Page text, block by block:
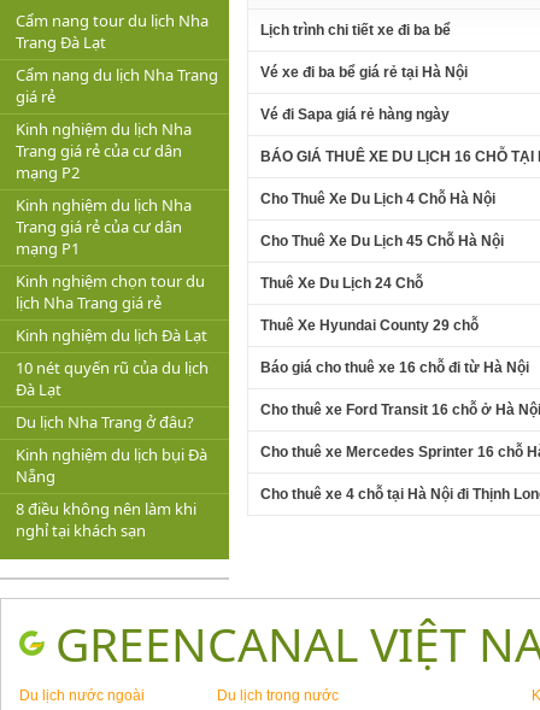
Cẩm nang tour du lịch Nha
Trang Đà Lạt
Cẩm nang du lịch Nha Trang
giá rẻ
Kinh nghiệm du lịch Nha
Trang giá rẻ của cư dân
mạng P2
Kinh nghiệm du lịch Nha
Trang giá rẻ của cư dân
mạng P1
Kinh nghiệm chọn tour du
lịch Nha Trang giá rẻ
Kinh nghiệm du lịch Đà Lạt
10 nét quyến rũ của du lịch
Đà Lạt
Du lịch Nha Trang ở đâu?
Kinh nghiệm du lịch bụi Đà
Nẵng
8 điều không nên làm khi
nghỉ tại khách sạn
Lịch trình chi tiết xe đi ba bể
Vé xe đi ba bể giá rẻ tại Hà Nội
Vé đi Sapa giá rẻ hàng ngày
BÁO GIÁ THUÊ XE DU LỊCH 16 CHỖ
Cho Thuê Xe Du Lịch 4 Chỗ Hà Nội
Cho Thuê Xe Du Lịch 45 Chỗ Hà Nội
Thuê Xe Du Lịch 24 Chỗ
Thuê Xe Hyundai County 29 chỗ
Báo giá cho thuê xe 16 chỗ đi từ Hà Nội
Cho thuê xe Ford Transit 16 chỗ ở Hà Nội
Cho thuê xe Mercedes Sprinter 16 chỗ
Cho thuê xe 4 chỗ tại Hà Nội đi Thịnh
GREENCANAL VIỆT
Du lịch nước ngoài Du lịch trong nước